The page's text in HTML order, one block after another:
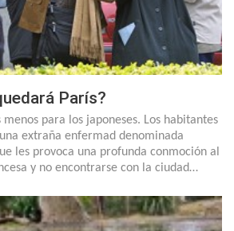
París?
menos para los japoneses. Los habitantes
extraña enfermad denominada
les provoca una profunda conmoción al
y no encontrarse con la ciudad…